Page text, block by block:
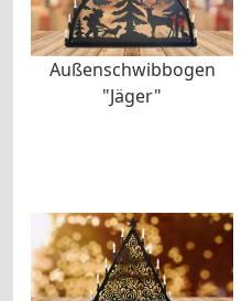
Außenschwibbogen
"Jäger"